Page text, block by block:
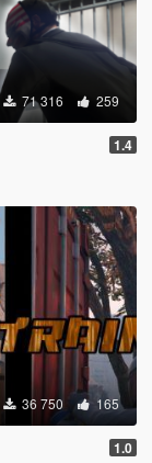
71 316 259
1.4
36 750 165
1.0